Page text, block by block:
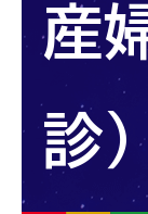
産
診）